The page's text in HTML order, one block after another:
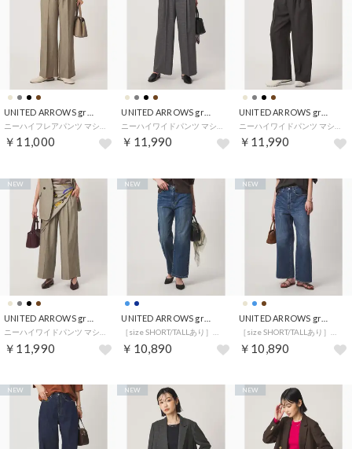
￥11,000
UNITED ARROWS green label relaxing
￥11,990 ￥11,990
￥11,990
NEW
UNITED ARROWS green label relaxing
￥10,890
NEW
￥10,890
NEW
NEW NEW NEW